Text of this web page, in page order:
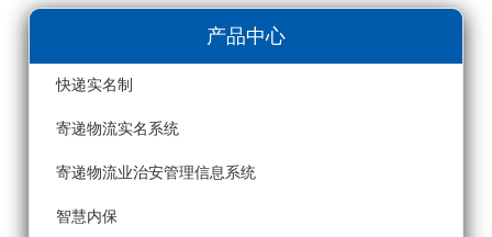
产品中心
快递实名制
寄递物流实名系统
寄递物流业治安管理信息系统
智慧内保